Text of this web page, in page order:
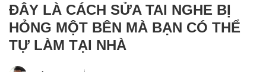
Dịch vụ sửa chữa
Thay màn hình Ép kính
Thay loa
ĐÂY LÀ CÁCH SỬA TAI NGHE BỊ
HỎNG MỘT BÊN MÀ BẠN CÓ THỂ
TỰ LÀM TẠI NHÀ